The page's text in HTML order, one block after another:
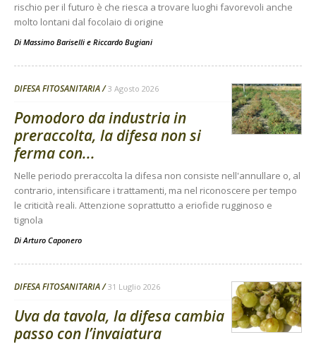
rischio per il futuro è che riesca a trovare luoghi favorevoli anche
molto lontani dal focolaio di origine
Di Massimo Bariselli e Riccardo Bugiani
DIFESA FITOSANITARIA 3 Agosto 2026
Pomodoro da industria in
preraccolta, la difesa non si
ferma con...
Nelle periodo preraccolta la difesa non consiste nell'annullare o, al
contrario, intensificare i trattamenti, ma nel riconoscere per tempo
le criticità reali. Attenzione soprattutto a eriofide rugginoso e
tignola
DiArturo Caponero
DIFESA FITOSANITARIA 31 Luglio 2026
Uva da tavola, la difesa cambia
passo con l’invaiatura